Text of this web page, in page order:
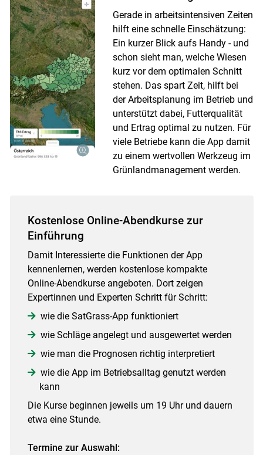
Gerade in arbeitsintensiven Zeiten
hilft eine schnelle Einschätzung:
Ein kurzer Blick aufs Handy - und
schon sieht man, welche Wiesen
kurz vor dem optimalen Schnitt
stehen. Das spart Zeit, hilft bei
der Arbeitsplanung im Betrieb und
unterstützt dabei, Futterqualität
und Ertrag optimal zu nutzen. Für
viele Betriebe kann die App damit
zu einem wertvollen Werkzeug im
Grünlandmanagement werden.
Kostenlose Online-Abendkurse zur
Einführung
Damit Interessierte die Funktionen der App
kennenlernen, werden kostenlose kompakte
Online-Abendkurse angeboten. Dort zeigen
Expertinnen und Experten Schritt für Schritt:
wie die SatGrass-App funktioniert
wie Schläge angelegt und ausgewertet werden
wie man die Prognosen richtig interpretiert
wie die App im Betriebsalltag genutzt werden
kann
Die Kurse beginnen jeweils um 19 Uhr und dauern
etwa eine Stunde.
Termine zur Auswahl: